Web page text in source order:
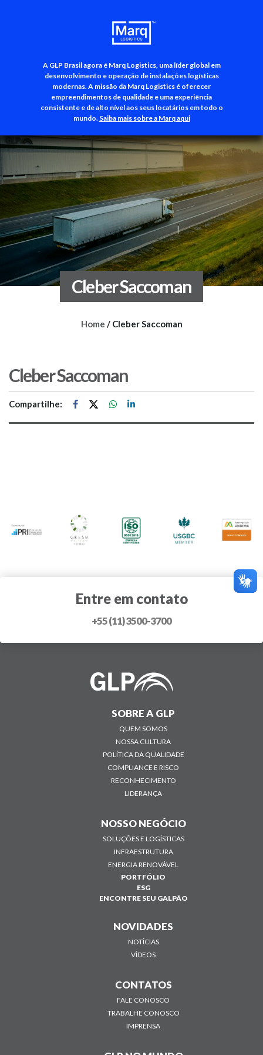
A GLP Brasil agora é Marq Logistics, uma líder global em
desenvolvimento e operação de instalações logísticas
modernas. A missão da Marq Logistics é oferecer
empreendimentos de qualidade e uma experiência
consistente e de alto nível aos seus locatários em todo o
mundo. Saiba mais sobre a Marq aqui
+55 (11) 3500-3700
Cleber Saccoman
Home / Cleber Saccoman
Cleber Saccoman
Compartilhe:
Entre em contato
+55 (11) 3500-3700
SOBRE A GLP
QUEM SOMOS
NOSSA CULTURA
POLÍTICA DA QUALIDADE
COMPLIANCE E RISCO
RECONHECIMENTO
LIDERANÇA
NOSSO NEGÓCIO
SOLUÇÕES E LOGÍSTICAS
INFRAESTRUTURA
ENERGIA RENOVÁVEL
PORTFÓLIO
ESG
ENCONTRE SEU GALPÃO
NOVIDADES
NOTÍCIAS
VÍDEOS
CONTATOS
FALE CONOSCO
TRABALHE CONOSCO
IMPRENSA